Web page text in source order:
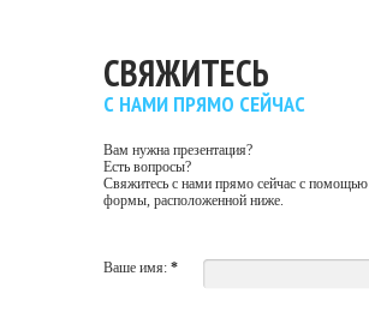
СВЯЖИТЕСЬ
С НАМИ ПРЯМО СЕЙЧАС
Вам нужна презентация?
Есть вопросы?
Свяжитесь с нами прямо сейчас с помощью
формы, расположенной ниже.
Ваше имя: *